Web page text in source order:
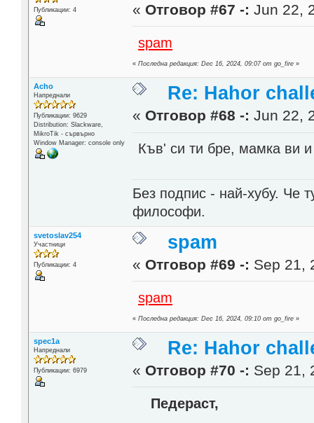
Публикации: 4 « Отговор #67 -: Jun 22,
spam
«Последна редакция: Dec 16, 2024, 09:07 от go_fire »
Acho
Напреднали
Публикации: 9629
Distribution: Slackware,
MikroTik - сървърно
Window Manager: console only
Re: Hahor
« Отговор #68 -: Jun 22,
Къв' си ти бре, мамка ви
Без подпис - най-хубу. Че
философи.
svetoslav254
Участници
Публикации: 4
spam
« Отговор #69 -: Sep 21,
spam
«Последна редакция: Dec 16, 2024, 09:10 от go_fire »
spec1a
Напреднали
Публикации: 6979
Re: Hahor
« Отговор #70 -: Sep 21,
Педераст,